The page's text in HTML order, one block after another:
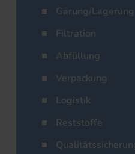
Gärung/Lagerung
Filtration
Abfüllung
Verpackung
Logistik
Reststoffe